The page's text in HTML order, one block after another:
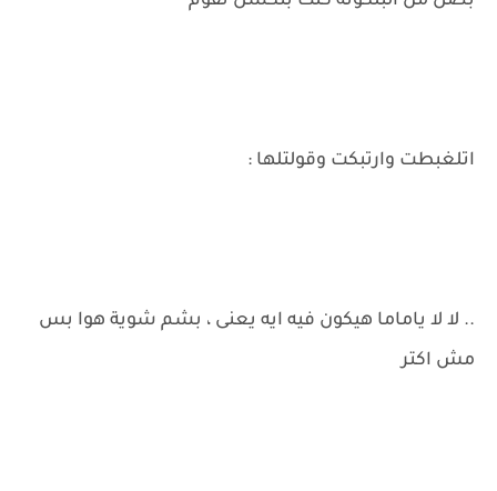
اتلغبطت وارتبكت وقولتلها :
.. لا لا ياماما هيكون فيه ايه يعنى ، بشم شوية هوا بس
مش اكتر